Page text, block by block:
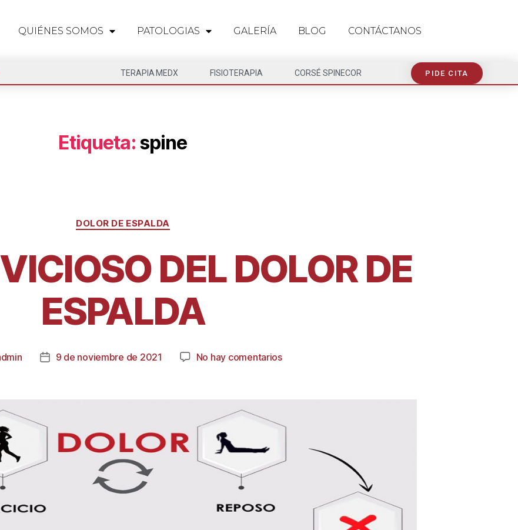
QUIÉNES SOMOS PATOLOGIAS GALERÍA BLOG CONTÁCTANOS
TERAPIA MEDX FISIOTERAPIA CORSÉ SPINECOR PIDE CITA
Etiqueta: spine
DOLOR DE ESPALDA
DEL DOLOR DE
ESPALDA
9 de noviembre de 2021 No hay comentarios